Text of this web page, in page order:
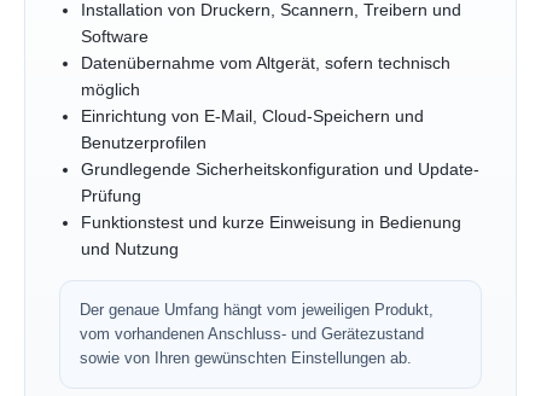
Installation von Druckern, Scannern, Treibern und
Software
Datenübernahme vom Altgerät, sofern technisch
möglich
Einrichtung von E-Mail, Cloud-Speichern und
Benutzerprofilen
Grundlegende Sicherheitskonfiguration und Update-
Prüfung
Funktionstest und kurze Einweisung in Bedienung
und Nutzung
Der genaue Umfang hängt vom jeweiligen Produkt,
vom vorhandenen Anschluss- und Gerätezustand
sowie von Ihren gewünschten Einstellungen ab.